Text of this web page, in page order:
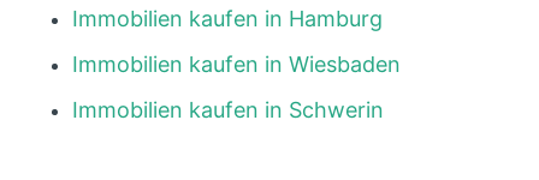
Immobilien kaufen in Hamburg
Immobilien kaufen in Wiesbaden
Immobilien kaufen in Schwerin